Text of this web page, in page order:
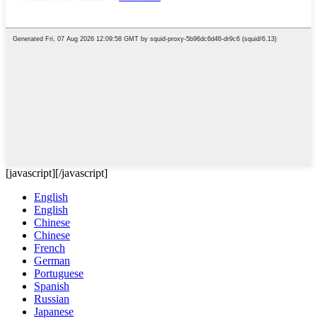
[javascript][/javascript]
English
English
Chinese
Chinese
French
German
Portuguese
Spanish
Russian
Japanese